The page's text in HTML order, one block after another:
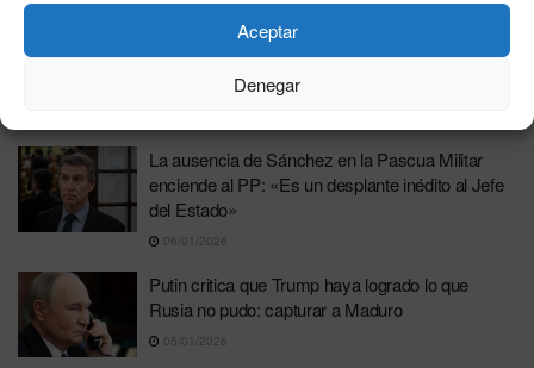
Aceptar
Denegar
Nuevo ataque ruso deja al menos seis muertos
en Ucrania y provoca daños en infraestructura
La ausencia de Sánchez en la Pascua Militar
enciende al PP: «Es un desplante inédito al Jefe
del Estado»
06/01/2026
Putin critica que Trump haya logrado lo que
Rusia no pudo: capturar a Maduro
05/01/2026